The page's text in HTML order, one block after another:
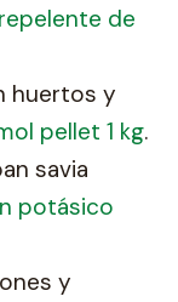
repelente de
huertos y
pellet 1 kg.
savia
potásico
y